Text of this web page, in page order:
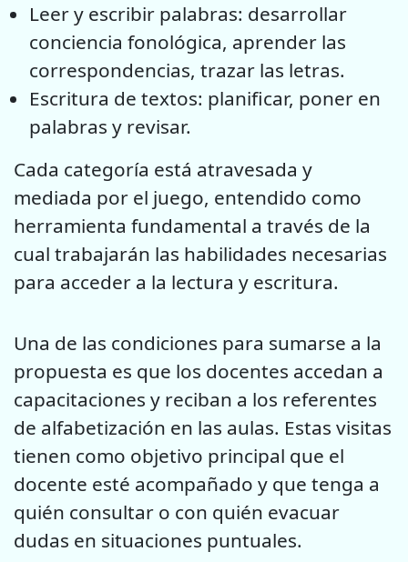
Leer y escribir palabras: desarrollar
conciencia fonológica, aprender las
correspondencias, trazar las letras.
Escritura de textos: planificar, poner en
palabras y revisar.
Cada categoría está atravesada y
mediada por el juego, entendido como
herramienta fundamental a través de la
cual trabajarán las habilidades necesarias
para acceder a la lectura y escritura.
Una de las condiciones para sumarse a la
propuesta es que los docentes accedan a
capacitaciones y reciban a los referentes
de alfabetización en las aulas. Estas visitas
tienen como objetivo principal que el
docente esté acompañado y que tenga a
quién consultar o con quién evacuar
dudas en situaciones puntuales.